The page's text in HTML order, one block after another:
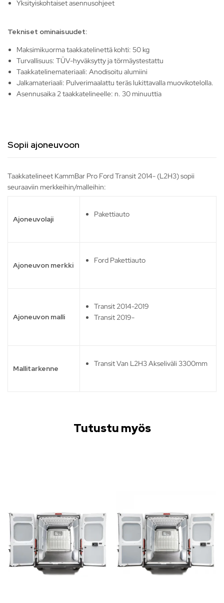
Yksityiskohtaiset asennusohjeet
Tekniset ominaisuudet:
Maksimikuorma taakkatelinettä kohti: 50 kg
Turvallisuus: TÜV-hyväksytty ja törmäystestattu
Taakkatelinemateriaali: Anodisoitu alumiini
Jalkamateriaali: Pulverimaalattu teräs lukittavalla muovikotelolla.
Asennusaika 2 taakkatelineelle: n. 30 minuuttia
Sopii ajoneuvoon
Taakkatelineet KammBar Pro Ford Transit 2014- (L2H3) sopii
seuraaviin merkkeihin/malleihin:
Ajoneuvolaji
Pakettiauto
Ajoneuvon merkki
Ford Pakettiauto
Ajoneuvon malli
Transit 2014-2019
Transit 2019-
Mallitarkenne
Transit Van L2H3 Akseliväli 3300mm
Tutustu myös